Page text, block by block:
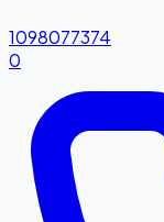
1098077374
0